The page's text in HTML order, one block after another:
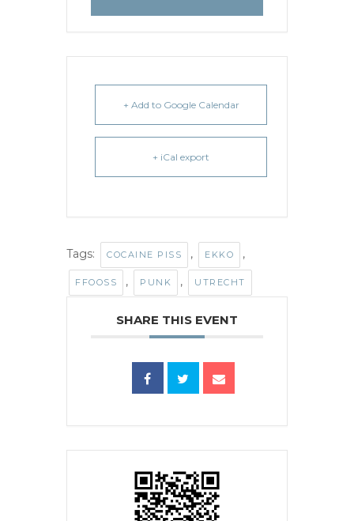
+ Add to Google Calendar
+ iCal export
Tags: COCAINE PISS , EKKO ,
FFOOSS , PUNK , UTRECHT
SHARE THIS EVENT